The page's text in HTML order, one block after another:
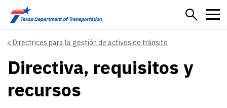
Skip to main content
Directrices para la gestión de activos de tránsito
Directiva, requisitos y
recursos